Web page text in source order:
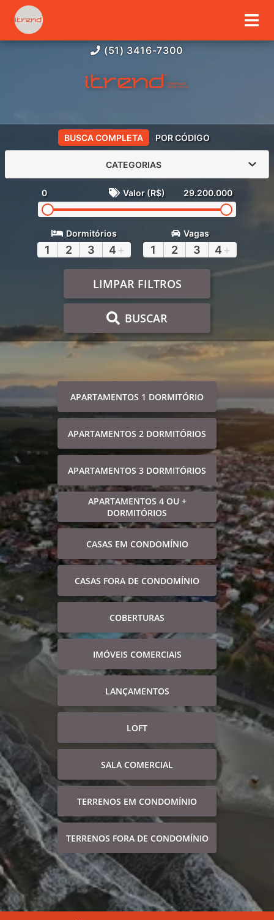
(51) 3416-7300
BUSCA COMPLETA POR CÓDIGO
CATEGORIAS
0 Valor (R$) 29.200.000
Dormitórios
1 2 3 4 +
Vagas
1 2 3 4 +
LIMPAR FILTROS
BUSCAR
APARTAMENTOS 1 DORMITÓRIO
APARTAMENTOS 2 DORMITÓRIOS
APARTAMENTOS 3 DORMITÓRIOS
APARTAMENTOS 4 OU +
DORMITÓRIOS
CASAS EM CONDOMÍNIO
CASAS FORA DE CONDOMÍNIO
COBERTURAS
IMÓVEIS COMERCIAIS
LANÇAMENTOS
LOFT
SALA COMERCIAL
TERRENOS EM CONDOMÍNIO
TERRENOS FORA DE CONDOMÍNIO